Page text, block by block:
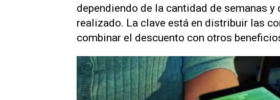
dependiendo de la cantidad de semanas
realizado. La clave está en distribuir las
combinar el descuento con otros